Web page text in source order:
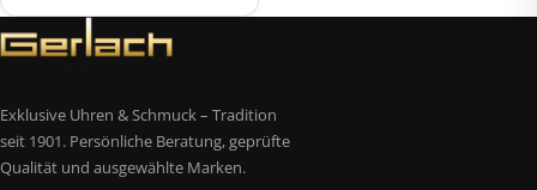
Exklusive Uhren & Schmuck – Tradition
seit 1901. Persönliche Beratung, geprüfte
Qualität und ausgewählte Marken.